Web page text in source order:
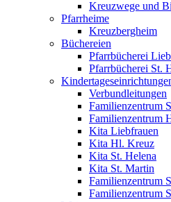
Kreuzwege und
Pfarrheime
Kreuzbergheim
Büchereien
Pfarrbücherei
Pfarrbücherei St.
Verbundleitungen
Familienzentrum
Familienzentrum
Kita Liebfrauen
Kita Hl. Kreuz
Kita St. Helena
Kita St. Martin
Familienzentrum
Familienzentrum